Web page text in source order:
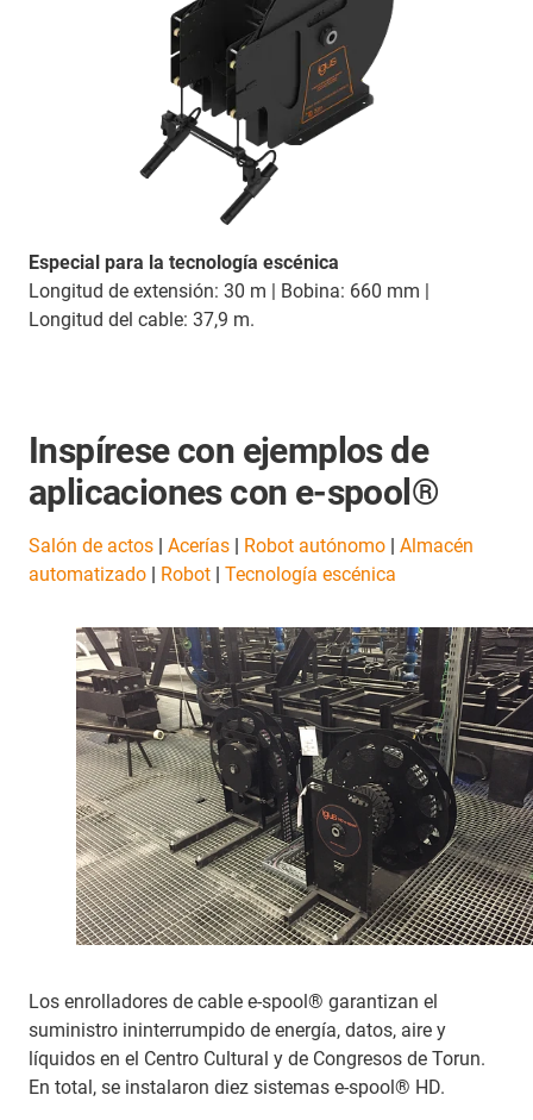
Especial para la tecnología escénica
Longitud de extensión: 30 m | Bobina: 660 mm |
Longitud del cable: 37,9 m.
Inspírese con ejemplos de
aplicaciones con e-spool®
Salón de actos Acerías Robot autónomo
Almacén
automatizado
Robot Tecnología escénica
Los enrolladores de cable e-spool® garantizan el
suministro ininterrumpido de energía, datos, aire y
líquidos en el Centro Cultural y de Congresos de Torun.
En total, se instalaron diez sistemas e-spool® HD.